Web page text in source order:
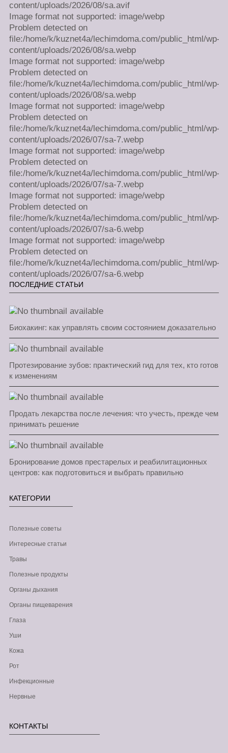
content/uploads/2026/08/sa.avif
Image format not supported: image/webp
Problem detected on
file:/home/k/kuznet4a/lechimdoma.com/public_html/wp-
content/uploads/2026/08/sa.webp
Image format not supported: image/webp
Problem detected on
file:/home/k/kuznet4a/lechimdoma.com/public_html/wp-
content/uploads/2026/08/sa.webp
Image format not supported: image/webp
Problem detected on
file:/home/k/kuznet4a/lechimdoma.com/public_html/wp-
content/uploads/2026/07/sa-7.webp
Image format not supported: image/webp
Problem detected on
file:/home/k/kuznet4a/lechimdoma.com/public_html/wp-
content/uploads/2026/07/sa-7.webp
Image format not supported: image/webp
Problem detected on
file:/home/k/kuznet4a/lechimdoma.com/public_html/wp-
content/uploads/2026/07/sa-6.webp
Image format not supported: image/webp
Problem detected on
file:/home/k/kuznet4a/lechimdoma.com/public_html/wp-
content/uploads/2026/07/sa-6.webp
ПОСЛЕДНИЕ СТАТЬИ
Биохакинг: как управлять своим состоянием доказательно
Протезирование зубов: практический гид для тех, кто готов
к изменениям
Продать лекарства после лечения: что учесть, прежде чем
принимать решение
Бронирование домов престарелых и реабилитационных
центров: как подготовиться и выбрать правильно
КАТЕГОРИИ
Полезные советы
Интересные статьи
Травы
Полезные продукты
Органы дыхания
Органы пищеварения
Глаза
Уши
Кожа
Рот
Инфекционные
Нервные
КОНТАКТЫ